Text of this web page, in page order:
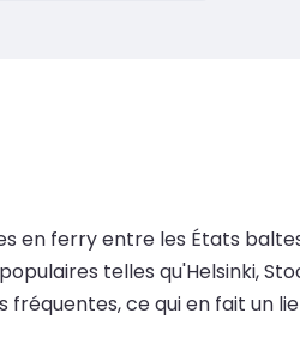
en ferry entre les États
telles qu'Helsinki,
fréquentes, ce qui en fait un